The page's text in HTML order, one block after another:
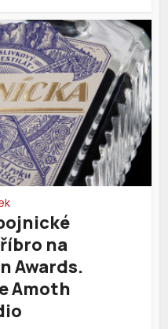
na
Awards.
Amoth